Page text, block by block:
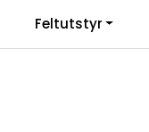
Feltutstyr